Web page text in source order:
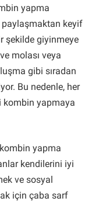
yapma
paylaşmaktan keyif
şekilde giyinmeye
molası veya
gibi sıradan
Bu nedenle, her
kombin yapmaya
kombin yapma
kendilerini iyi
ve sosyal
için çaba sarf